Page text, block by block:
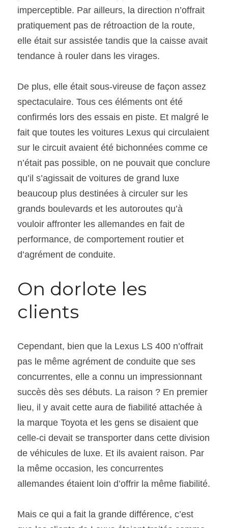
imperceptible. Par ailleurs, la direction n’offrait
pratiquement pas de rétroaction de la route,
elle était sur assistée tandis que la caisse avait
tendance à rouler dans les virages.
De plus, elle était sous-vireuse de façon assez
spectaculaire. Tous ces éléments ont été
confirmés lors des essais en piste. Et malgré le
fait que toutes les voitures Lexus qui circulaient
sur le circuit avaient été bichonnées comme ce
n’était pas possible, on ne pouvait que conclure
qu’il s’agissait de voitures de grand luxe
beaucoup plus destinées à circuler sur les
grands boulevards et les autoroutes qu’à
vouloir affronter les allemandes en fait de
performance, de comportement routier et
d’agrément de conduite.
On dorlote les
clients
Cependant, bien que la Lexus LS 400 n’offrait
pas le même agrément de conduite que ses
concurrentes, elle a connu un impressionnant
succès dès ses débuts. La raison ? En premier
lieu, il y avait cette aura de fiabilité attachée à
la marque Toyota et les gens se disaient que
celle-ci devait se transporter dans cette division
de véhicules de luxe. Et ils avaient raison. Par
la même occasion, les concurrentes
allemandes étaient loin d’offrir la même fiabilité.
Mais ce qui a fait la grande différence, c’est